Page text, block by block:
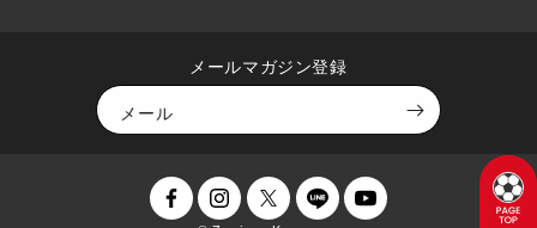
メールマガジン登録
メール